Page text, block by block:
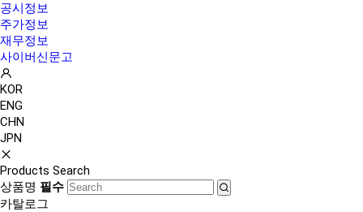
공시정보
주가정보
재무정보
사이버신문고
KOR
ENG
CHN
JPN
Products Search
상품명 필수
카탈로그